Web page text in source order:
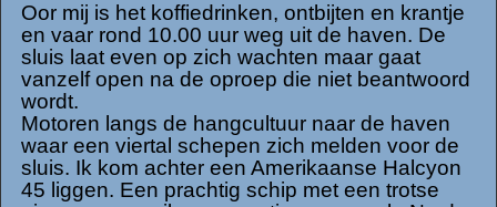
Oor mij is het koffiedrinken, ontbijten en krantje
en vaar rond 10.00 uur weg uit de haven. De
sluis laat even op zich wachten maar gaat
vanzelf open na de oproep die niet beantwoord
wordt.
Motoren langs de hangcultuur naar de haven
waar een viertal schepen zich melden voor de
sluis. Ik kom achter een Amerikaanse Halcyon
45 liggen. Een prachtig schip met een trotse